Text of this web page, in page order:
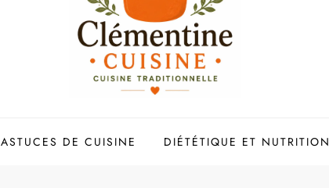
ASTUCES DE CUISINE DIÉTÉTIQUE ET NUTRITION